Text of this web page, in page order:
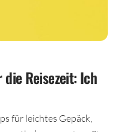
Reisezeit: Ich
für leichtes Gepäck,